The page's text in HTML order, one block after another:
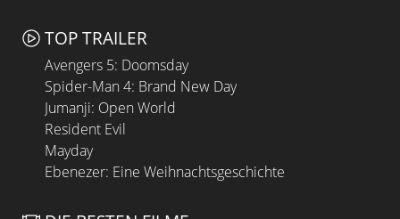
TOP TRAILER
Avengers 5: Doomsday
Spider-Man 4: Brand New Day
Jumanji: Open World
Resident Evil
Mayday
Ebenezer: Eine Weihnachtsgeschichte